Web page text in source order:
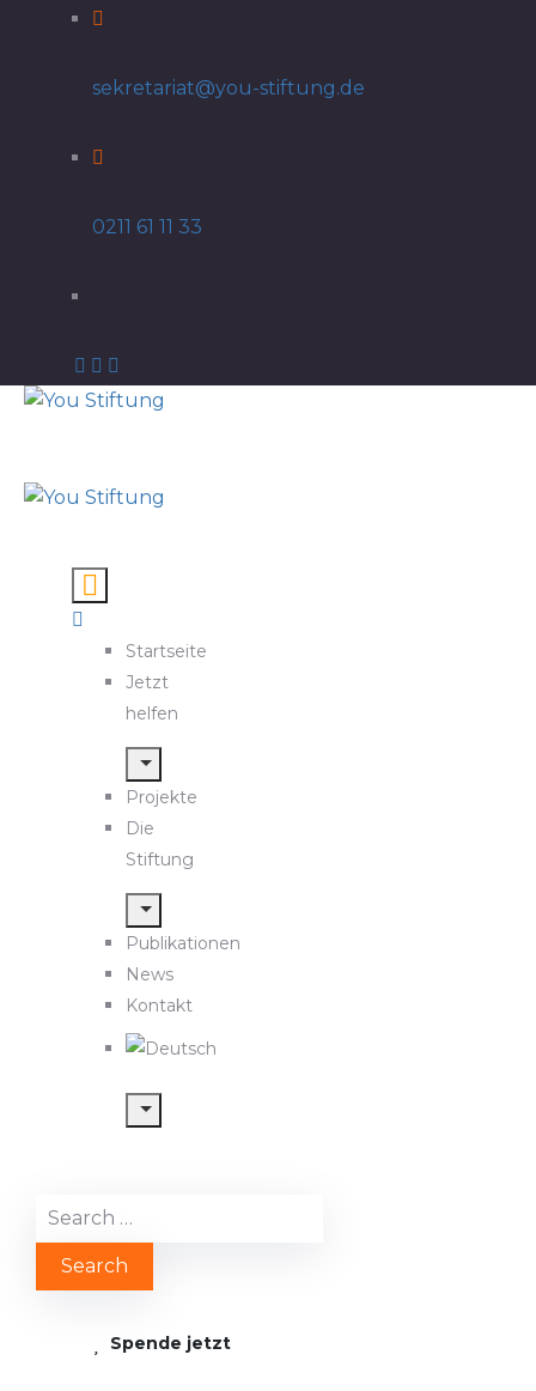
sekretariat@you-stiftung.de
0211 61 11 33
Startseite
Jetzt
helfen
Projekte
Die
Stiftung
Publikationen
News
Kontakt
Spende jetzt